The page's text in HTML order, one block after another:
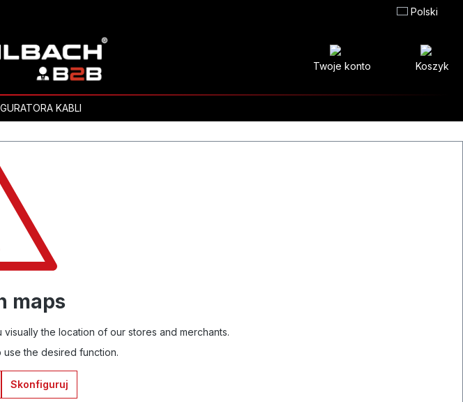
Polski
Twoje konto Koszyk
KABLI
maps
the location of our stores and merchants.
the desired function.
Skonfiguruj